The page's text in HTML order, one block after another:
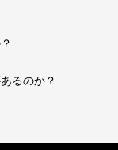
るのか？